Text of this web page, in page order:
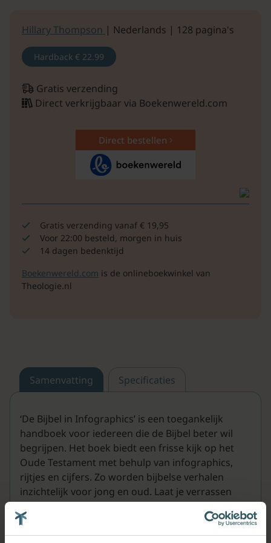
Hillary Thompson | Nederlands | 128 pagina's
Hardback € 22.99
Gratis verzending
Direct verkrijgbaar via Boekenwereld.com
Direct bestellen
Gratis verzending vanaf € 19,95
Voor 22:00 besteld, morgen in huis
14 dagen bedenktijd
Boekenwereld.com is de onlineboekwinkel van
Theologie.nl
Samenvatting Specificaties
‘De Bijbel in Infographics’ is een toegankelijk
handboek voor iedereen die de Bijbel beter wil
begrijpen. Het boek biedt een frisse kijk op het
Oude Testament met behulp van infographics,
rijtjes en cijfers. Zo worden bijbelse verhalen
inzichtelijk voor jong en oud. Laat je verrassen
door de verborgen structuren en patronen van
het Oude Testament en ontdek nieuwe
perspectieven op eeuwenoude verhalen.